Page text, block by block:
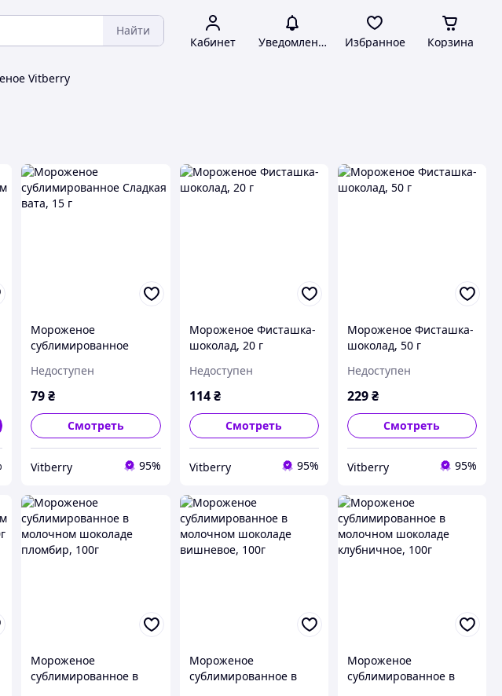
Найти
Кабинет Уведомления Избранное Корзина
Vitberry
Мороженое
сублимированное
Недоступен
79₴
Смотреть
Vitberry 95%
Мороженое Фисташка-
шоколад, 20 г
Недоступен
114 ₴
Смотреть
Vitberry 95%
Мороженое Фисташка-
шоколад, 50 г
Недоступен
229₴
Смотреть
Vitberry 95%
Мороженое
сублимированное в
Мороженое
сублимированное в
Мороженое
сублимированное в